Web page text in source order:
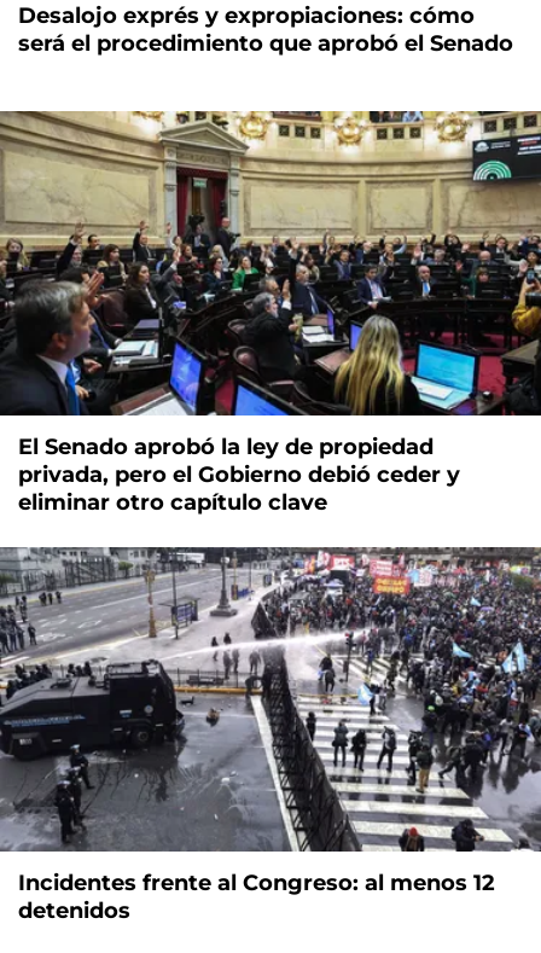
Desalojo exprés y expropiaciones: cómo
será el procedimiento que aprobó el Senado
El Senado aprobó la ley de propiedad
privada, pero el Gobierno debió ceder y
eliminar otro capítulo clave
Incidentes frente al Congreso: al menos 12
detenidos